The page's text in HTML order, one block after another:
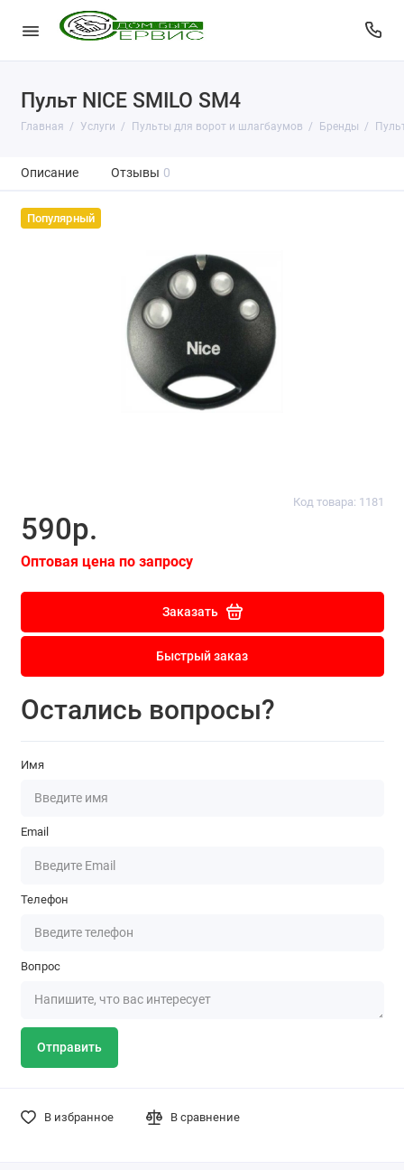
Пульт NICE SMILO SM4
Главная Услуги Пульты для ворот и шлагбаумов Бренды
Описание Отзывы 0
Популярный
Код товара: 1181
590р.
Оптовая цена по запросу
Заказать
Быстрый заказ
Остались вопросы?
Имя
Email
Телефон
Вопрос
Отправить
В избранное В сравнение